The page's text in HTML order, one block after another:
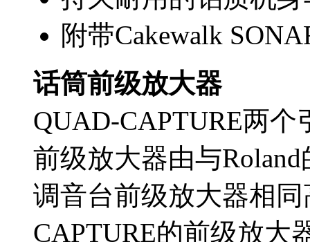
附带Cakewalk
话筒前级放大器
QUAD-CAPTURE两
前级放大器由与
调音台前级放大器相
CAPTURE的前级放大